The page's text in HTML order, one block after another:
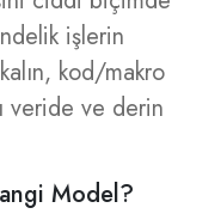
işlerin
kalın, kod/makro
veride ve derin
Model?